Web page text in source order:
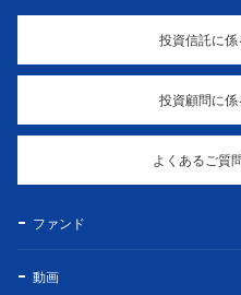
投資信託に
投資顧問に
よくあるご質
ファンド
動画